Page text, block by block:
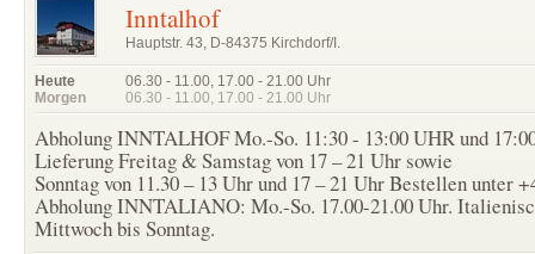
Inntalhof
Hauptstr. 43, D-84375 Kirchdorf/I.
Heute
Morgen
06.30 - 11.00, 17.00 - 21.00 Uhr
06.30 - 11.00, 17.00 - 21.00 Uhr
Abholung INNTALHOF Mo.-So. 11:30 - 13:00 UHR und
Lieferung Freitag & Samstag von 17 – 21 Uhr sowie
Sonntag von 11.30 – 13 Uhr und 17 – 21 Uhr Bestellen unter
Abholung INNTALIANO: Mo.-So. 17.00-21.00 Uhr.
Mittwoch bis Sonntag.